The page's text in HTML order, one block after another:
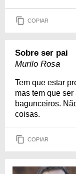
COPIAR
Sobre ser pai
Murilo Rosa
Tem que estar
mas tem que
bagunceiros.
coisas.
COPIAR